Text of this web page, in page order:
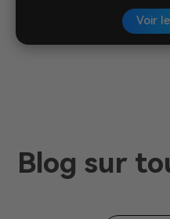
Voir
Blog sur